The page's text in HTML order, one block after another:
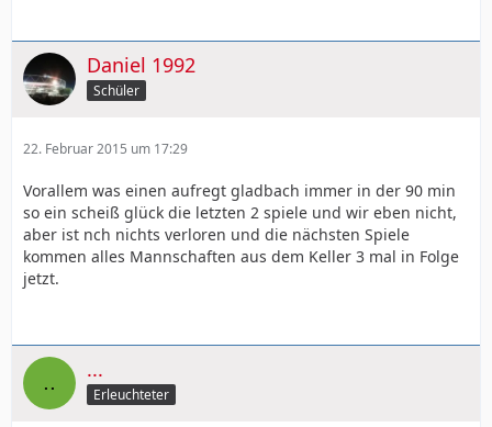
Daniel 1992
Schüler
22. Februar 2015 um 17:29
Vorallem was einen aufregt gladbach immer in der 90 min
so ein scheiß glück die letzten 2 spiele und wir eben nicht,
aber ist nch nichts verloren und die nächsten Spiele
kommen alles Mannschaften aus dem Keller 3 mal in Folge
jetzt.
...
Erleuchteter